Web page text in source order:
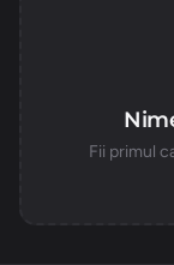
Fii primul